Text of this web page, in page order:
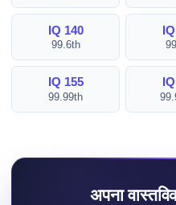
IQ 140
99.6th
IQ 155
99.99th
अपना